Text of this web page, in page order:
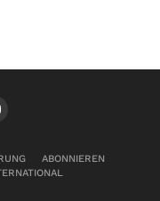
ABONNIEREN